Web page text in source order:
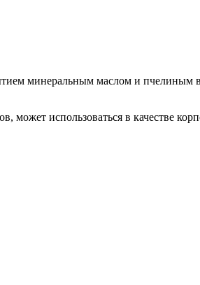
минеральным маслом и
может использоваться в качестве